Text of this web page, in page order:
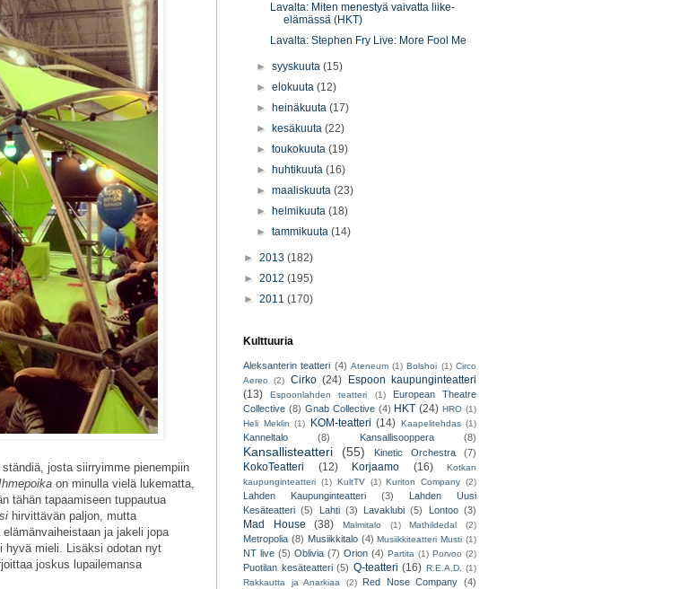
josta siirryimme pienempiin
on minulla vielä lukematta,
tähän tapaamiseen tuppautua
hirvittävän paljon, mutta
ja jakeli jopa
hyvä mieli. Lisäksi odotan nyt
joskus lupailemansa
Lavalta: Miten menestyä vaivatta liike-
elämässä (HKT)
Lavalta: Stephen Fry Live: More Fool Me
►syyskuuta(15)
►elokuuta(12)
► heinäkuuta(17)
►
kesäkuuta(22)
►toukokuuta(19)
► huhtikuuta(16)
►maaliskuuta(23)
► helmikuuta(18)
►tammikuuta(14)
► 2013 (182)
► 2012 (195)
► 2011 (170)
Kulttuuria
Aleksanterin teatteri (4) Ateneum (1) Bolshoi (1) Circo
Aereo
(2) Cirko (24)
Espoon kaupunginteatteri
(13)
Espoonlahden teatteri (1)
European Theatre
Collective (8) Gnab Collective (4) HKT (24) HRO (1)
Heli Meklin (1) KOM-teatteri (14) Kaapelitehdas (1)
Kanneltalo (8) Kansallisooppera (8)
Kansallisteatteri (55) Kinetic Orchestra (7)
KokoTeatteri (12) Korjaamo (16)
Kotkan
kaupunginteatteri (1) KultTV (1) Kuriton Company (2)
Lahden Kaupunginteatteri (3)
Lahden Uusi
Kesäteatteri (5) Lahti (3) Lavaklubi (5) Lontoo (3)
Mad House (38) Malmitalo (1) Mathildedal (2)
Metropolia (8) Musiikkitalo (4) Musiikkiteatteri Musti (1)
NT live (5) Oblivia (7) Orion (4) Partita (1) Porvoo (2)
Puotilan kesäteatteri (5) Q-teatteri (16) R.E.A.D. (1)
Rakkautta ja Anarkiaa
(2) Red Nose Company (4)